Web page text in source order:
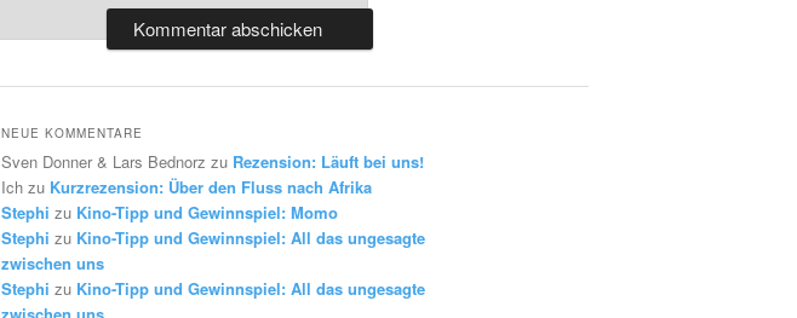
NEUE KOMMENTARE
Sven Donner & Lars Bednorz zu Rezension: Läuft bei uns!
Ich zu Kurzrezension: Über den Fluss nach Afrika
Stephi zu Kino-Tipp und Gewinnspiel: Momo
Stephi zu Kino-Tipp und Gewinnspiel: All das ungesagte
zwischen uns
Stephi zu Kino-Tipp und Gewinnspiel: All das ungesagte
zwischen uns